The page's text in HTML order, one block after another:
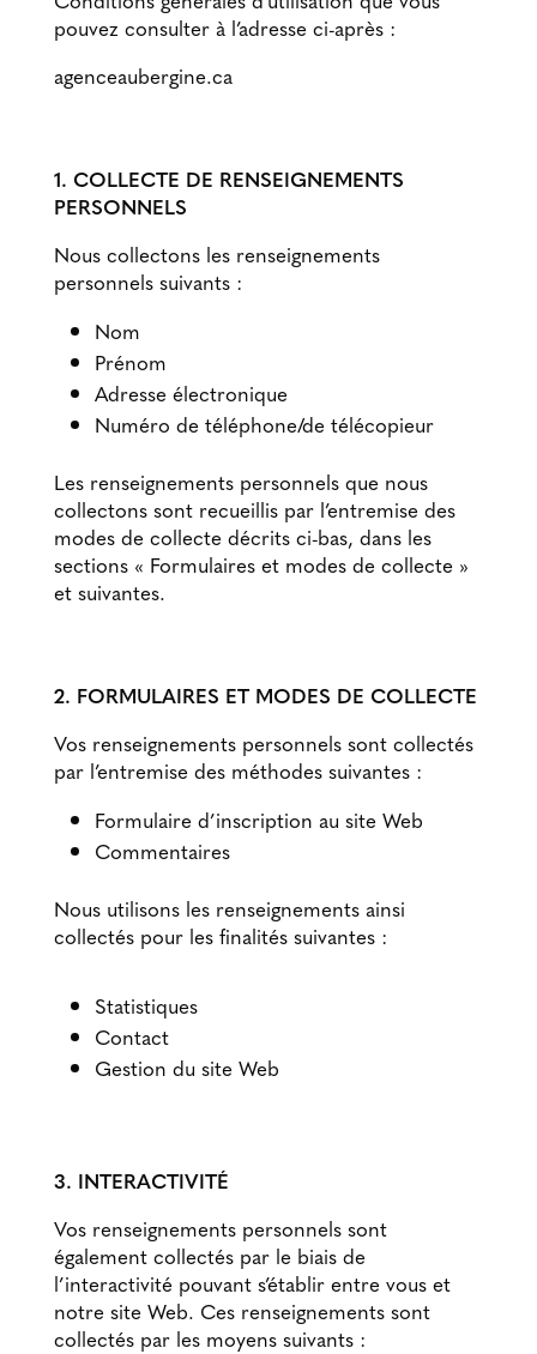
pouvez consulter à l’adresse ci-après :
agenceaubergine.ca
1. COLLECTE DE RENSEIGNEMENTS
PERSONNELS
Nous collectons les renseignements
personnels suivants :
Nom
Prénom
Adresse électronique
Numéro de téléphone/de télécopieur
Les renseignements personnels que nous
collectons sont recueillis par l’entremise des
modes de collecte décrits ci-bas, dans les
sections « Formulaires et modes de collecte »
et suivantes.
2. FORMULAIRES ET MODES DE COLLECTE
Vos renseignements personnels sont collectés
par l’entremise des méthodes suivantes :
Formulaire d’inscription au site Web
Commentaires
Nous utilisons les renseignements ainsi
collectés pour les finalités suivantes :
Statistiques
Contact
Gestion du site Web
3. INTERACTIVITÉ
Vos renseignements personnels sont
également collectés par le biais de
l’interactivité pouvant s’établir entre vous et
notre site Web. Ces renseignements sont
collectés par les moyens suivants :